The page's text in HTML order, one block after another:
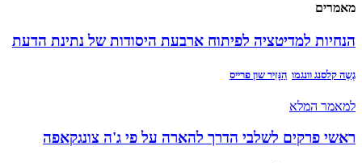
מאמרים
הנחיות למדיטציה לפיתוח ארבעת היסודות של נתינת הדעת
גֶשֶה קלסנג וונגמו הַנָּזִיר שון פרייס
למאמר המלא
ראשי פרקים לשלבי הדרך להארה על פי ג'ה צונגקאפה